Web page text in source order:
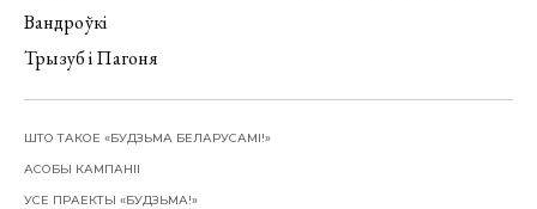
Вандроўкі
Трызуб і Пагоня
ШТО ТАКОЕ «БУДЗЬМА БЕЛАРУСАМІ!»
АСОБЫ КАМПАНІІ
УСЕ ПРАЕКТЫ «БУДЗЬМА!»